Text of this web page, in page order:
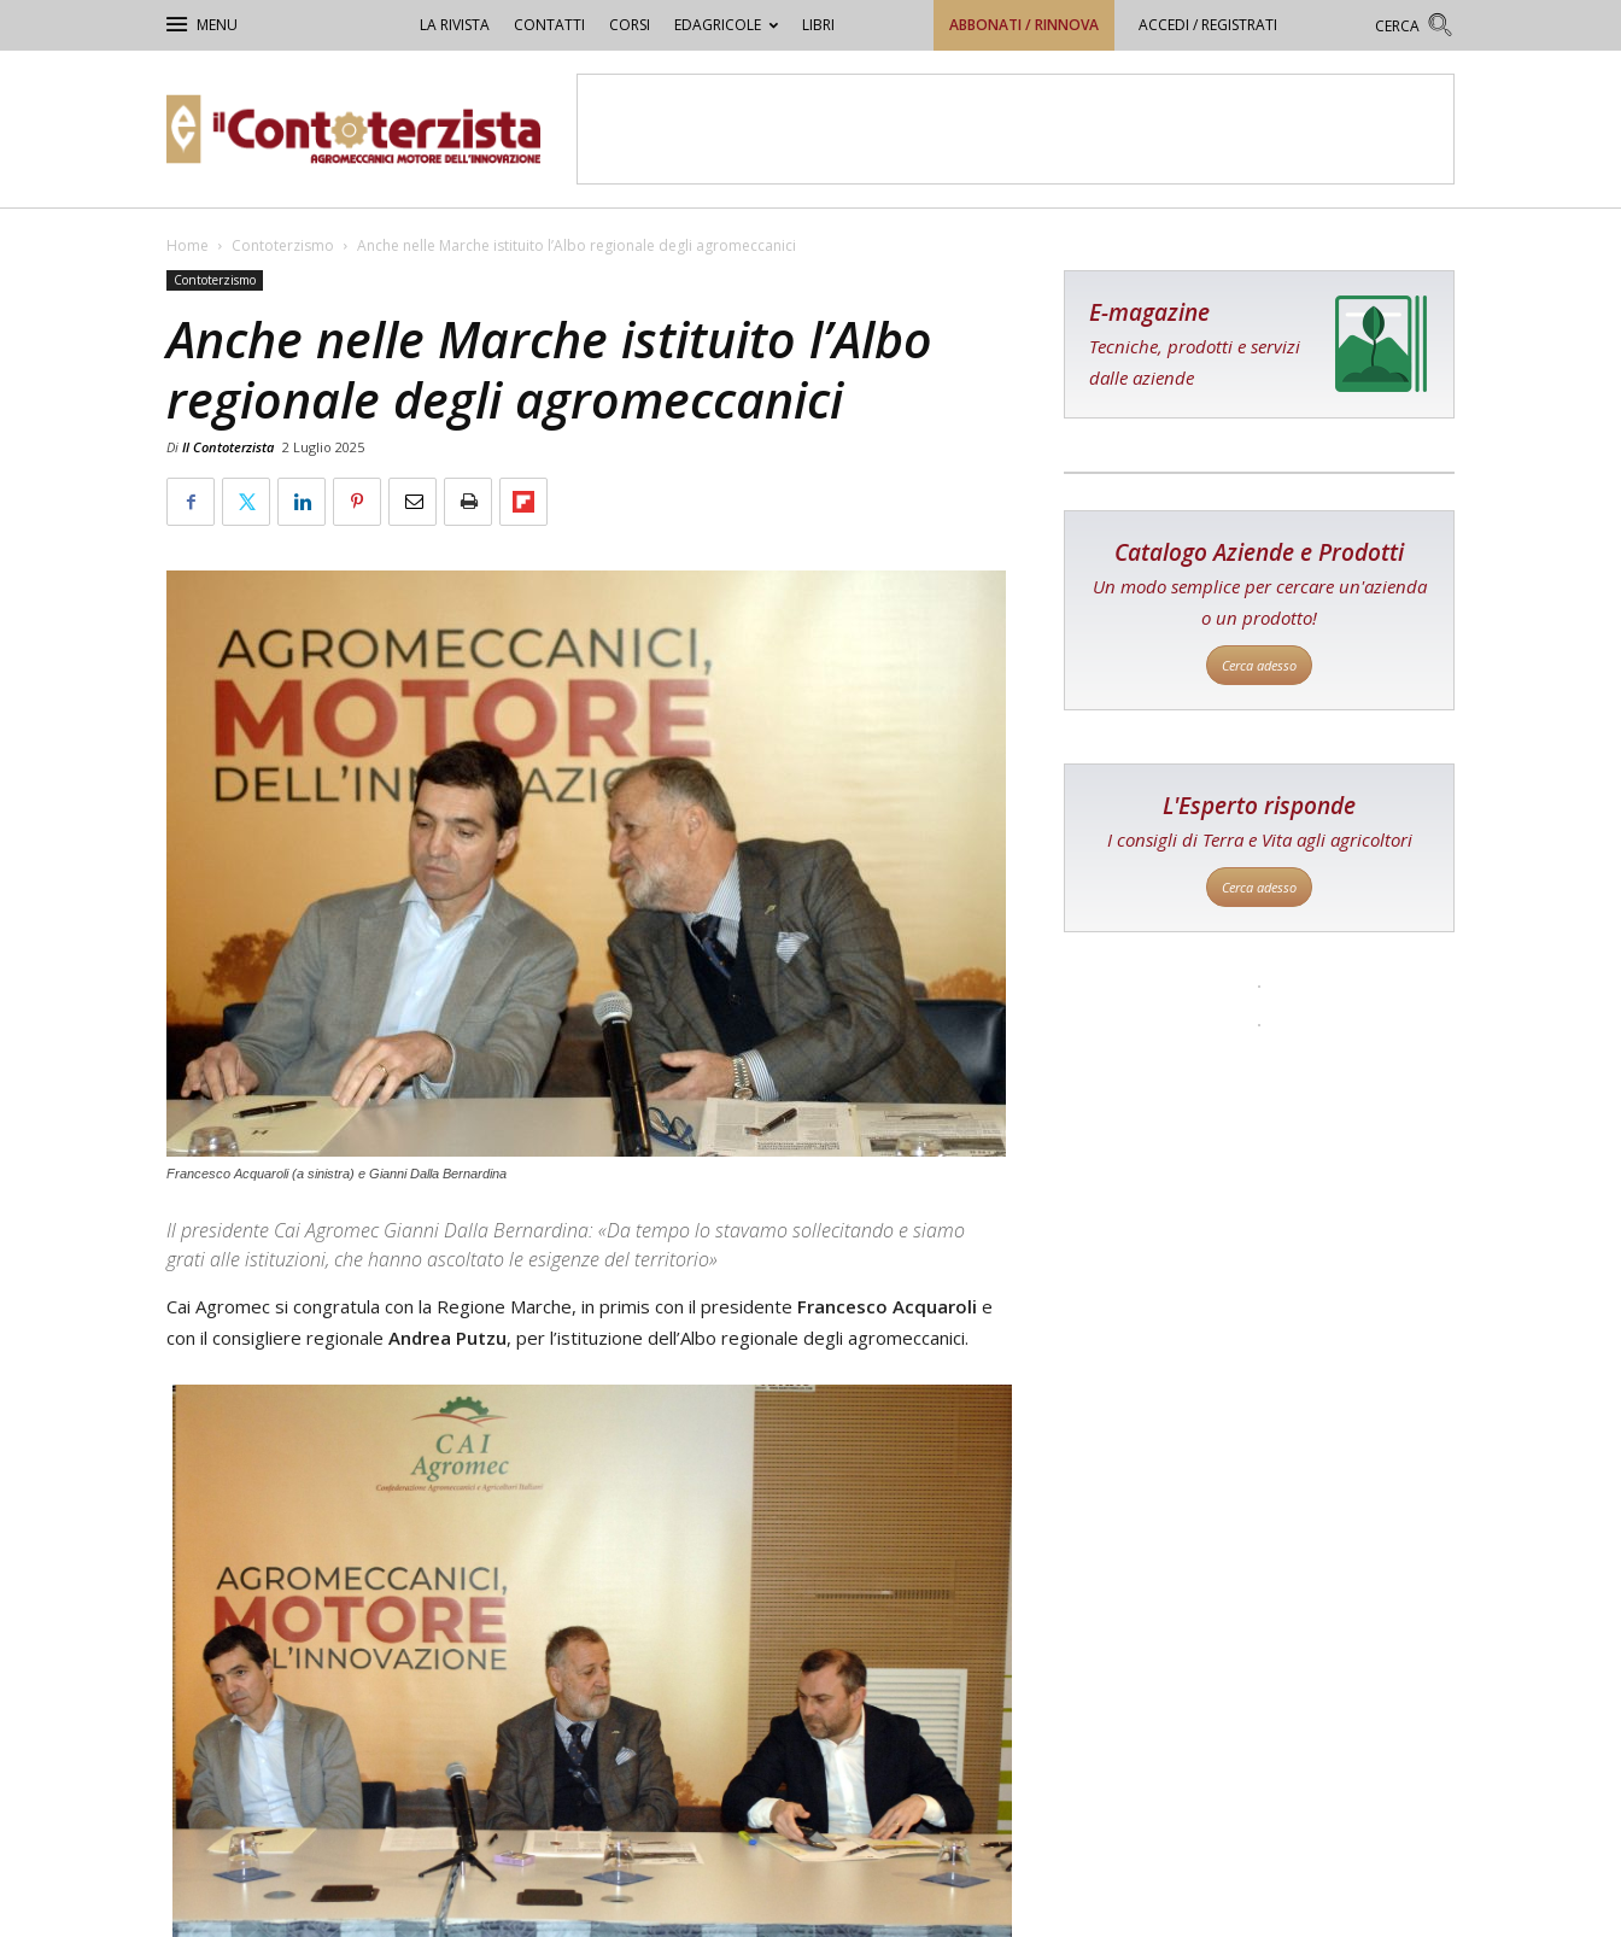
LA RIVISTA CONTATTI CORSI EDAGRICOLE LIBRI ABBONATI / RINNOVA ACCEDI / REGISTRATI
Contoterzista
Home Contoterzismo Anche nelle Marche istituito l’Albo regionale degli agromeccanici
Contoterzismo
Anche nelle Marche istituito l’Albo
regionale degli agromeccanici
Di Il Contoterzista 2 Luglio 2025
Francesco Acquaroli (a sinistra) e Gianni Dalla Bernardina
Il presidente Cai Agromec Gianni Dalla Bernardina: «Da tempo lo stavamo sollecitando e siamo
grati alle istituzioni, che hanno ascoltato le esigenze del territorio»
Cai Agromec si congratula con la Regione Marche, in primis con il presidente Francesco Acquaroli e
con il consigliere regionale Andrea Putzu, per l’istituzione dell’Albo regionale degli agromeccanici.
E-magazine
Tecniche, prodotti e servizi
dalle aziende
Catalogo Aziende e Prodotti
Un modo semplice per cercare un'azienda
o un prodotto!
Cerca adesso
L'Esperto risponde
I consigli di Terra e Vita agli agricoltori
Cerca adesso